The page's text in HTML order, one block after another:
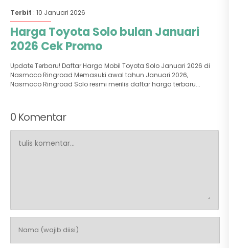
Terbit : 10 Januari 2026
Harga Toyota Solo bulan Januari
2026 Cek Promo
Update Terbaru! Daftar Harga Mobil Toyota Solo Januari 2026 di
Nasmoco Ringroad Memasuki awal tahun Januari 2026,
Nasmoco Ringroad Solo resmi merilis daftar harga terbaru...
0 Komentar